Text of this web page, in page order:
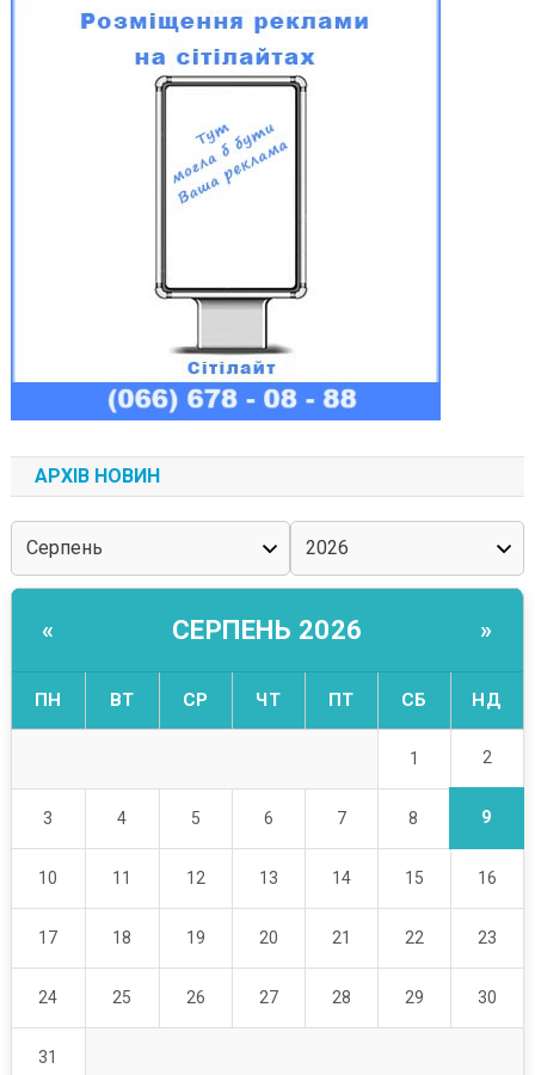
АРХІВ НОВИН
« СЕРПЕНЬ 2026 »
ПН ВТ СР ЧТ ПТ СБ НД
1 2
3 4 5 6 7 8 9
10 11 12 13 14 15 16
17 18 19 20 21 22 23
24 25 26 27 28 29 30
31